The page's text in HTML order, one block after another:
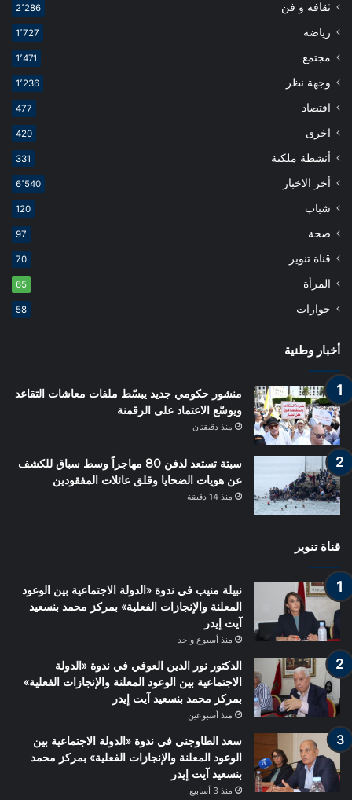
ثقافة و فن 2٬286
رياضة 1٬727
مجتمع 1٬471
وجهة نظر 1٬236
اقتصاد 477
اخرى 420
أنشطة ملكية 331
أخر الاخبار 6٬540
شباب 120
صحة 97
قناة تنوير 70
المرأة 65
حوارات 58
أخبار وطنية
منشور حكومي جديد يبسّط ملفات معاشات التقاعد
ويوسّع الاعتماد على الرقمنة
منذ دقيقتان
سبتة تستعد لدفن 80 مهاجراً وسط سباق للكشف
عن هويات الضحايا وقلق عائلات المفقودين
منذ 14 دقيقة
قناة تنوير
نبيلة منيب في ندوة «الدولة الاجتماعية بين الوعود
المعلنة والإنجازات الفعلية» بمركز محمد بنسعيد
آيت إيدر
منذ أسبوع واحد
الدكتور نور الدين العوفي في ندوة «الدولة
الاجتماعية بين الوعود المعلنة والإنجازات الفعلية»
بمركز محمد بنسعيد آيت إيدر
منذ أسبوعين
سعد الطاوجني في ندوة «الدولة الاجتماعية بين
الوعود المعلنة والإنجازات الفعلية» بمركز محمد
بنسعيد آيت إيدر
منذ 3 أسابيع